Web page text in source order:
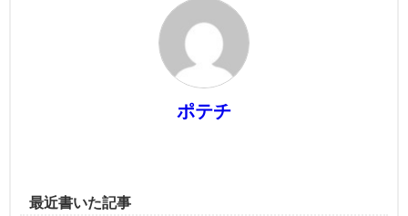
ポテチ
最近書いた記事